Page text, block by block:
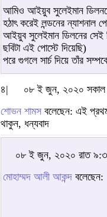
আমিও আইয়ুব সুলেইমান
হঠাৎ করেই লন্ডনের ন্যাশনাল
আইয়ুব সুলেইমান ডিলনের সেই
ছবিটা এই পোস্টে দিয়েছি)
পরে গুগলে সার্চ দিয়ে তাঁর
৪|
০৮ ই জুন, ২০২০
শোভন শামস বলেছেন: এই
থাকুন, ধন্যবাদ
০৮ ই জুন, ২০২০ রাত
মোহাম্মদ আলী আকন্দ বলেছেন: